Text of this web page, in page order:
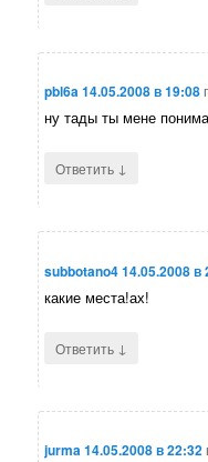
pbl6a14.05.2008 в 19:08
ну тады ты мене
Ответить ↓
subbotano414.05.2008 в
какие места!ах!
Ответить ↓
jurma14.05.2008 в 22:32